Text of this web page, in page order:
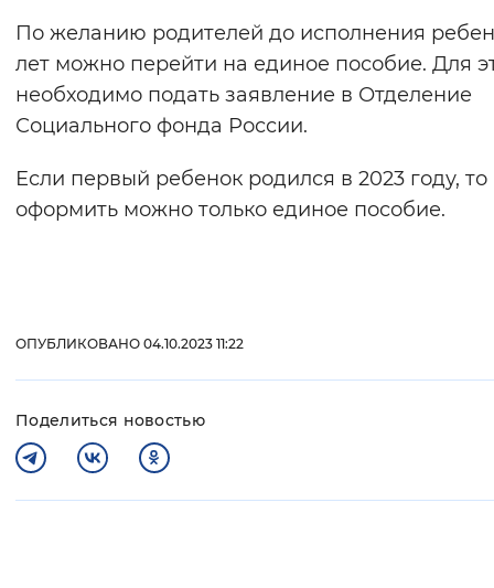
По желанию родителей до исполнения
лет можно перейти на единое пособие. Для
необходимо подать заявление в Отделение
Социального фонда России.
Если первый ребенок родился в 2023 году, то
оформить можно только единое пособие.
ОПУБЛИКОВАНО 04.10.2023 11:22
Поделиться новостью